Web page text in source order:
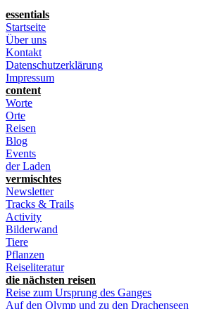
essentials
Startseite
Über uns
Kontakt
Datenschutzerklärung
Impressum
content
Worte
Orte
Reisen
Blog
Events
der Laden
vermischtes
Newsletter
Tracks & Trails
Activity
Bilderwand
Tiere
Pflanzen
Reiseliteratur
die nächsten reisen
Reise zum Ursprung des Ganges
Auf den Olymp und zu den Drachenseen